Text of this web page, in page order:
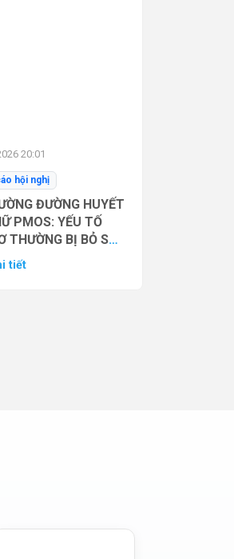
20:01
hội nghị
ĐƯỜNG HUYẾT
PMOS: YẾU TỐ
THƯỜNG BỊ BỎ SÓT
TỪ NGHIÊN CỨU
tiết